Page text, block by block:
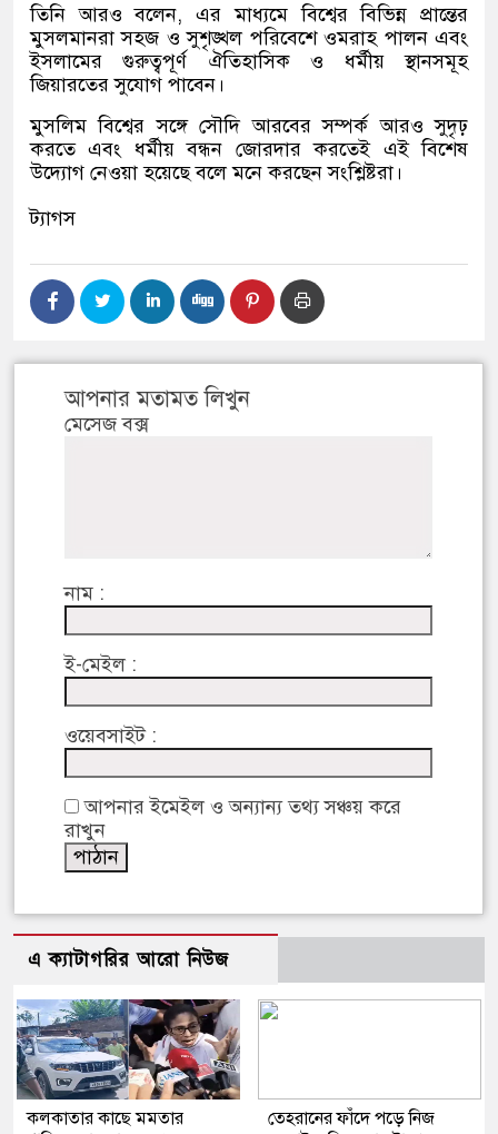
তিনি আরও বলেন, এর মাধ্যমে বিশ্বের বিভিন্ন প্রান্তের
মুসলমানরা সহজ ও সুশৃঙ্খল পরিবেশে ওমরাহ পালন এবং
ইসলামের গুরুত্বপূর্ণ ঐতিহাসিক ও ধর্মীয় স্থানসমূহ
জিয়ারতের সুযোগ পাবেন।
মুসলিম বিশ্বের সঙ্গে সৌদি আরবের সম্পর্ক আরও সুদৃঢ়
করতে এবং ধর্মীয় বন্ধন জোরদার করতেই এই বিশেষ
উদ্যোগ নেওয়া হয়েছে বলে মনে করছেন সংশ্লিষ্টরা।
ট্যাগস
আপনার মতামত লিখুন
মেসেজ বক্স
নাম :
ই-মেইল :
ওয়েবসাইট :
আপনার ইমেইল ও অন্যান্য তথ্য সঞ্চয় করে
রাখুন
এ ক্যাটাগরির আরো নিউজ
কলকাতার কাছে মমতার
তেহরানের ফাঁদে পড়ে নিজ